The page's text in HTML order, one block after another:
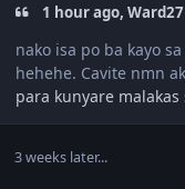
1 hour ago,
nako isa po ba kayo
hehehe. Cavite nmn
para kunyare
3 weeks later...